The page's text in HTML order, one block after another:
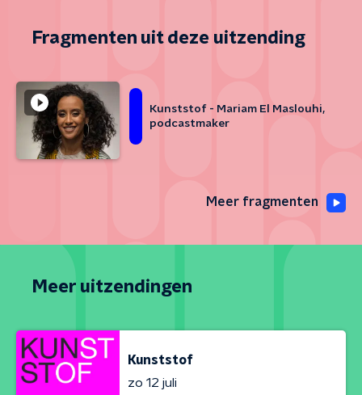
Fragmenten uit deze uitzending
Kunststof - Mariam El Maslouhi,
podcastmaker
Meer fragmenten
Meer uitzendingen
Kunststof
zo 12 juli